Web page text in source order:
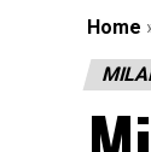
Home